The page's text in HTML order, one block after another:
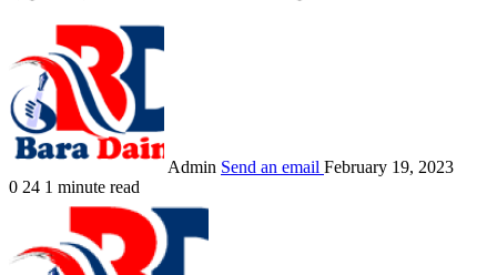
Admin Send an email February 19, 2023
0 24 1 minute read